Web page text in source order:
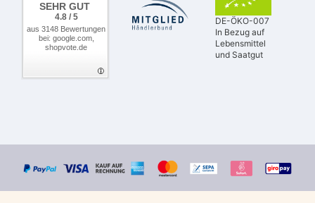
SEHR GUT
4.8 / 5
aus 3148 Bewertungen
bei: google.com,
shopvote.de
DE-ÖKO-007
In Bezug auf
Lebensmittel
und Saatgut